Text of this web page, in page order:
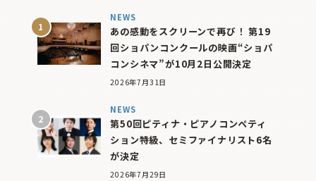
NEWS
あの感動をスクリーンで再び！ 第19
回ショパンコンクールの映画“ショパ
コンシネマ”が10月2日公開決定
2026年7月31日
NEWS
第50回ピティナ・ピアノコンペティ
ション特級、セミファイナリスト6名
が決定
2026年7月29日